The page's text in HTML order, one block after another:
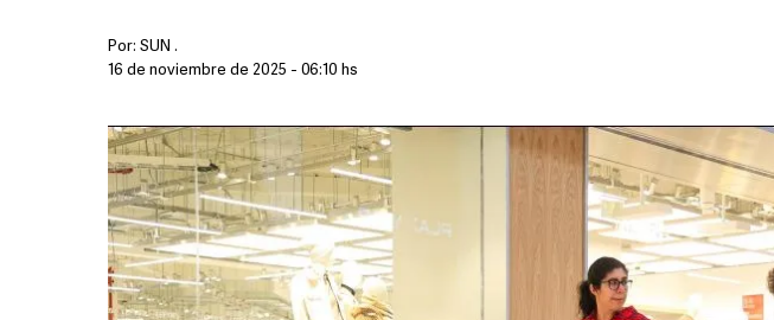
Por: SUN .
16 de noviembre de 2025 - 06:10 hs